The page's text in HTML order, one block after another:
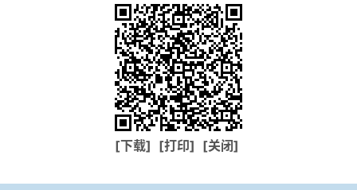
[下载] [打印] [关闭]